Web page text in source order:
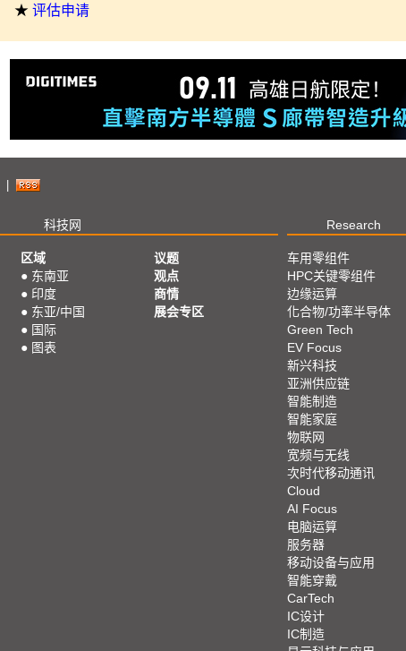
★ 评估申请
科技网 Research
区域
● 东南亚
● 印度
● 东亚/中国
● 国际
● 图表
议题
观点
商情
展会专区
车用零组件
HPC关键零组件
边缘运算
化合物/功率半导体
Green Tech
EV Focus
新兴科技
亚洲供应链
智能制造
智能家庭
物联网
宽频与无线
次时代移动通讯
Cloud
AI Focus
电脑运算
服务器
移动设备与应用
智能穿戴
CarTech
IC设计
IC制造